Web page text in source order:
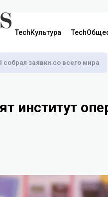
TechКультура
собрал заявки со всего мира
институт